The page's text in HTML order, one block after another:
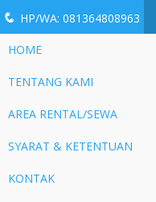
q HP/WA: 081364808963
HOME
TENTANG KAMI
AREA RENTAL/SEWA
SYARAT & KETENTUAN
KONTAK